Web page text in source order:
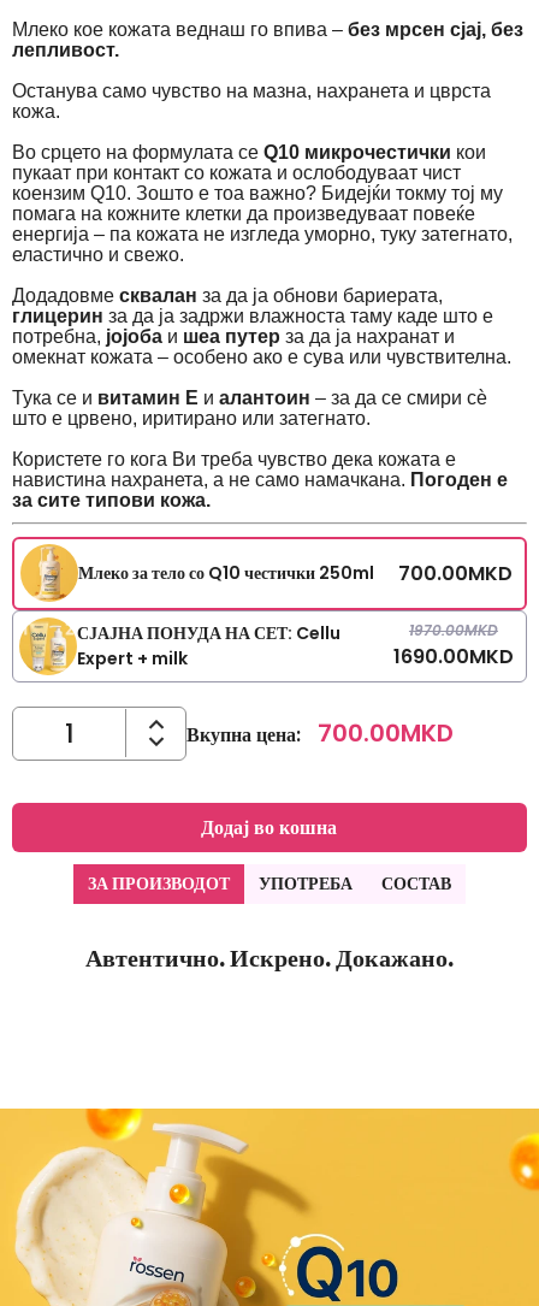
Млеко кое кожата веднаш го впива – без мрсен сјај, без
лепливост.
Останува само чувство на мазна, нахранета и цврста
кожа.
Во срцето на формулата се Q10 микрочестички кои
пукаат при контакт со кожата и ослободуваат чист
коензим Q10. Зошто е тоа важно? Бидејќи токму тој му
помага на кожните клетки да произведуваат повеќе
енергија – па кожата не изгледа уморно, туку затегнато,
еластично и свежо.
Додадовме сквалан за да ја обнови бариерата,
глицерин за да ја задржи влажноста таму каде што е
потребна, јојоба и шеа путер за да ја нахранат и
омекнат кожата – особено ако е сува или чувствителна.
Тука се и витамин Е и алантоин – за да се смири сѐ
што е црвено, иритирано или затегнато.
Користете го кога Ви треба чувство дека кожата е
навистина нахранета, а не само намачкана. Погоден е
за сите типови кожа.
Млеко за тело со Q10 честички 250ml 700.00MKD
СЈАЈНА ПОНУДА НА СЕТ: Cellu
Expert + milk
1970.00MKD
1690.00MKD
Вкупна цена: 700.00MKD
Додај во кошна
ЗА ПРОИЗВОДОТ УПОТРЕБА СОСТАВ
Автентично. Искрено. Докажано.